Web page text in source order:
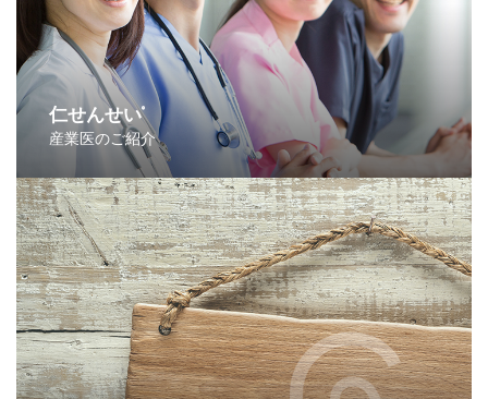
仁せんせい®
産業医のご紹介